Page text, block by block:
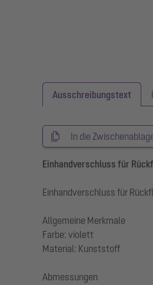
Ausschreibungstext
In die
Einhandverschluss für
Einhandverschluss für
Allgemeine Merkmale
Farbe: violett
Material: Kunststoff
Abmessungen